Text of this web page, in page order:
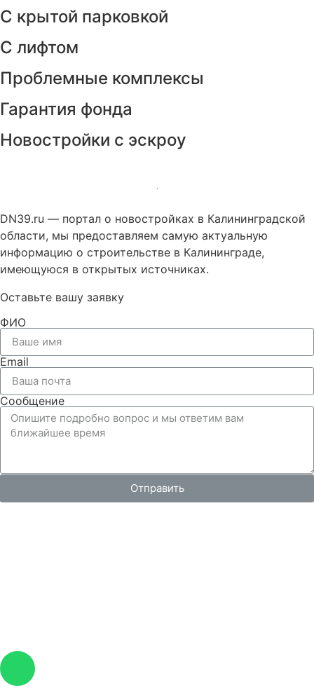
С крытой парковкой
С лифтом
Проблемные комплексы
Гарантия фонда
Новостройки с эскроу
DN39.ru — портал о новостройках в Калининградской
области, мы предоставляем самую актуальную
информацию о строительстве в Калининграде,
имеющуюся в открытых источниках.
Оставьте вашу заявку
ФИО
Email
Сообщение
Отправить